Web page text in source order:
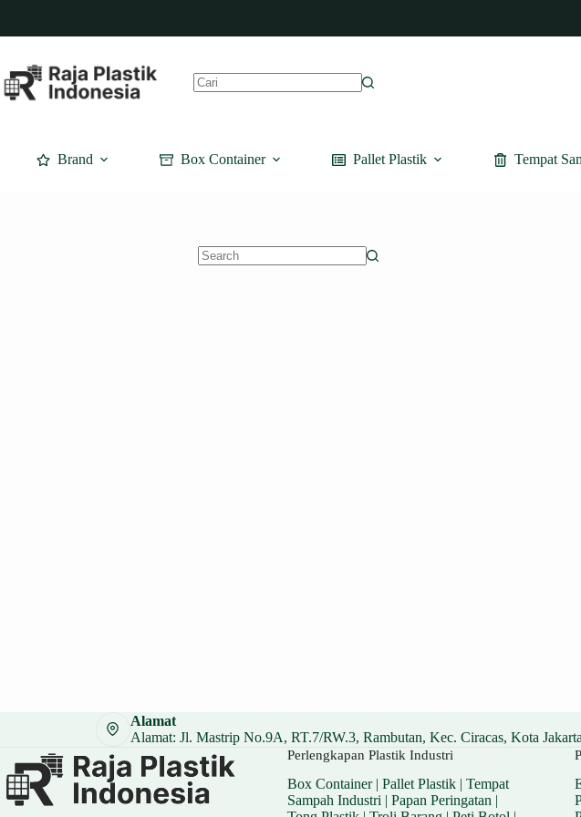
content
Brand Box Container Pallet Plastik Tempat
Alamat
Alamat: Jl. Mastrip No.9A, RT.7/RW.3, Rambutan, Kec. Ciracas, Kota
Perlengkapan Plastik Industri
Box Container| Pallet Plastik| Tempat
Sampah Industri | Papan Peringatan |